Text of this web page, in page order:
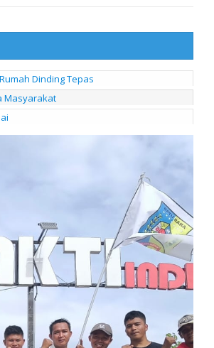
Dinding Tepas
Masyarakat